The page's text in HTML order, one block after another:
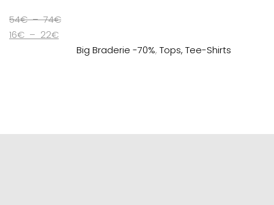
54€–74€Plage
prix :
16€ – 22€Plage
Big Braderie -70%, Tops, Tee-Shirts